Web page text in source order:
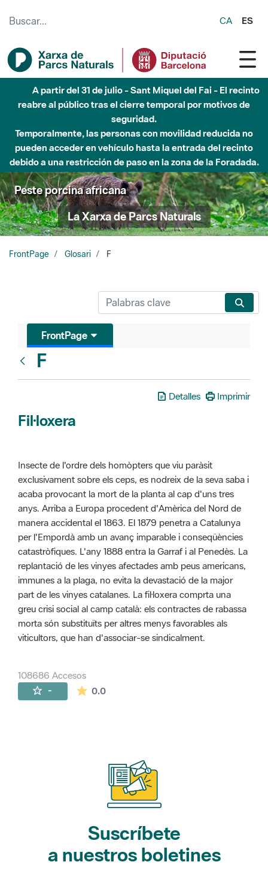
CA ES
A partir del 31 de julio - Sant Miquel del Fai - El recinto
reabre al público tras el cierre temporal por motivos de
seguridad.
Temporalmente, las personas con movilidad reducida no
pueden acceder en vehículo hasta la entrada del recinto
debido a una restricción de paso en la zona de la Foradada.
Peste porcina africana
La Xarxa de Parcs Naturals
FrontPage Glosari F
FrontPage
F
Detalles Imprimir
Fil·loxera
Insecte de l'ordre dels homòpters que viu paràsit
exclusivament sobre els ceps, es nodreix de la seva saba i
acaba provocant la mort de la planta al cap d'uns tres
anys. Arriba a Europa procedent d'Amèrica del Nord de
manera accidental el 1863. El 1879 penetra a Catalunya
per l'Empordà amb un avanç imparable i conseqüències
catastròfiques. L'any 1888 entra la Garraf i al Penedès. La
replantació de les vinyes afectades amb peus americans,
immunes a la plaga, no evita la devastació de la major
part de les vinyes catalanes. La fil·loxera comprta una
greu crisi social al camp català: els contractes de rabassa
morta són substituïts per altres menys favorables als
viticultors, que han d'associar-se sindicalment.
108686 Accesos
- 0.0La valoración media es de 0 estrellas de
Suscríbete
a nuestros boletines